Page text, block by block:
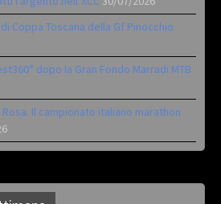
Coppa Toscana della Gf Pinocchio
dopo la Gran Fondo Marradi MTB
Il campionato italiano marathon